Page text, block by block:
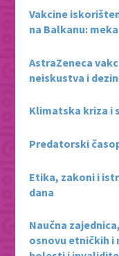
Vakcine
na Balkanu:
AstraZeneca
neiskustva i
Klimatska kriza i
Predatorski
Etika, zakoni i
dana
Naučna
osnovu etničkih